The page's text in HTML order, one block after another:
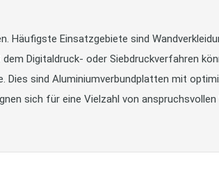
Häufigste Einsatzgebiete sind
Digitaldruck- oder Siebdruckverfahren
Dies sind Aluminiumverbundplatten mit
sich für eine Vielzahl von anspruchsvollen